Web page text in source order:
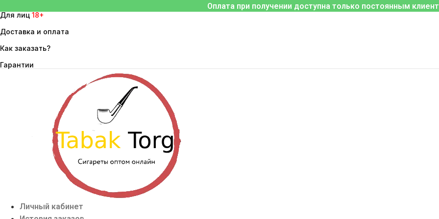
к
содержимому
Оплата при получении доступна только постоянным
Для лиц 18+
Доставка и оплата
Как заказать?
Гарантии
Личный кабинет